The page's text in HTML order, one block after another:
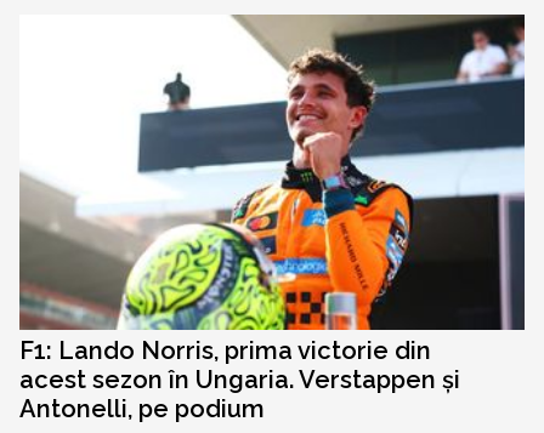
F1: Lando Norris, prima victorie din
acest sezon în Ungaria. Verstappen și
Antonelli, pe podium